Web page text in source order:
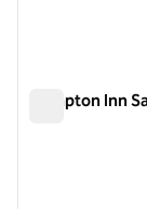
Hampton Inn